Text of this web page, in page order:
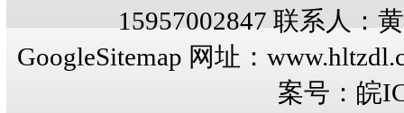
15957002847 联系人：
GoogleSitemap 网址：
案号： 皖